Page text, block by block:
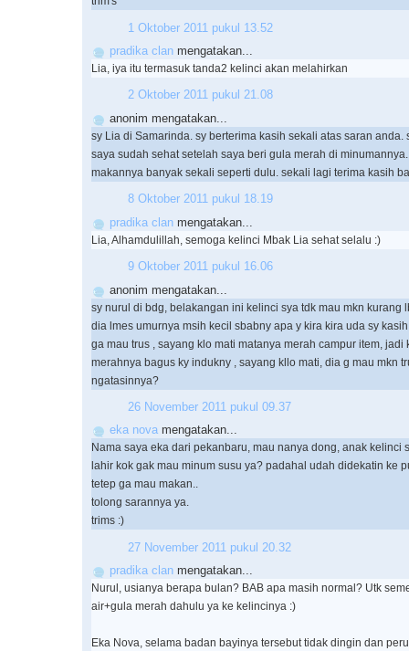
1 Oktober 2011 pukul 13.52
pradika clan mengatakan...
Lia, iya itu termasuk tanda2 kelinci akan melahirkan
2 Oktober 2011 pukul 21.08
anonim mengatakan...
sy Lia di Samarinda. sy berterima kasih sekali atas saran anda.
saya sudah sehat setelah saya beri gula merah di
makannya banyak sekali seperti dulu. sekali lagi terima kasih
8 Oktober 2011 pukul 18.19
pradika clan mengatakan...
Lia, Alhamdulillah, semoga kelinci Mbak Lia sehat selalu :)
9 Oktober 2011 pukul 16.06
anonim mengatakan...
sy nurul di bdg, belakangan ini kelinci sya tdk mau mkn kurang
dia lmes umurnya msih kecil sbabny apa y kira kira uda sy
ga mau trus , sayang klo mati matanya merah campur item, jadi
merahnya bagus ky indukny , sayang kllo mati, dia g mau mkn
ngatasinnya?
26 November 2011 pukul 09.37
eka nova mengatakan...
Nama saya eka dari pekanbaru, mau nanya dong, anak kelinci
lahir kok gak mau minum susu ya? padahal udah didekatin ke
tetep ga mau makan..
tolong sarannya ya.
trims :)
27 November 2011 pukul 20.32
pradika clan mengatakan...
Nurul, usianya berapa bulan? BAB apa masih normal? Utk
air+gula merah dahulu ya ke kelincinya :)
Eka Nova, selama badan bayinya tersebut tidak dingin dan